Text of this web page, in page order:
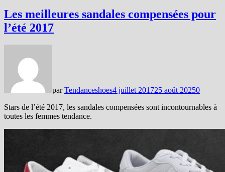
Les meilleures sandales compensées pour
l’été 2017
parTendanceshoes4 juillet 201725 août 20250
Stars de l’été 2017, les sandales compensées sont incontournables à
toutes les femmes tendance.